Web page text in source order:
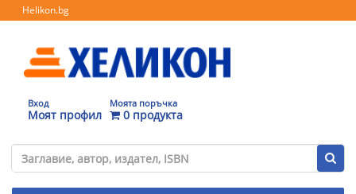
Helikon.bg
Вход
Моят профил
Моята поръчка
0 продукта